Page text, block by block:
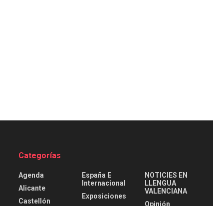
Categorías
Agenda
Alicante
Castellón
España E
Internacional
Exposiciones
NOTICIES EN
LLENGUA
VALENCIANA
Opinión